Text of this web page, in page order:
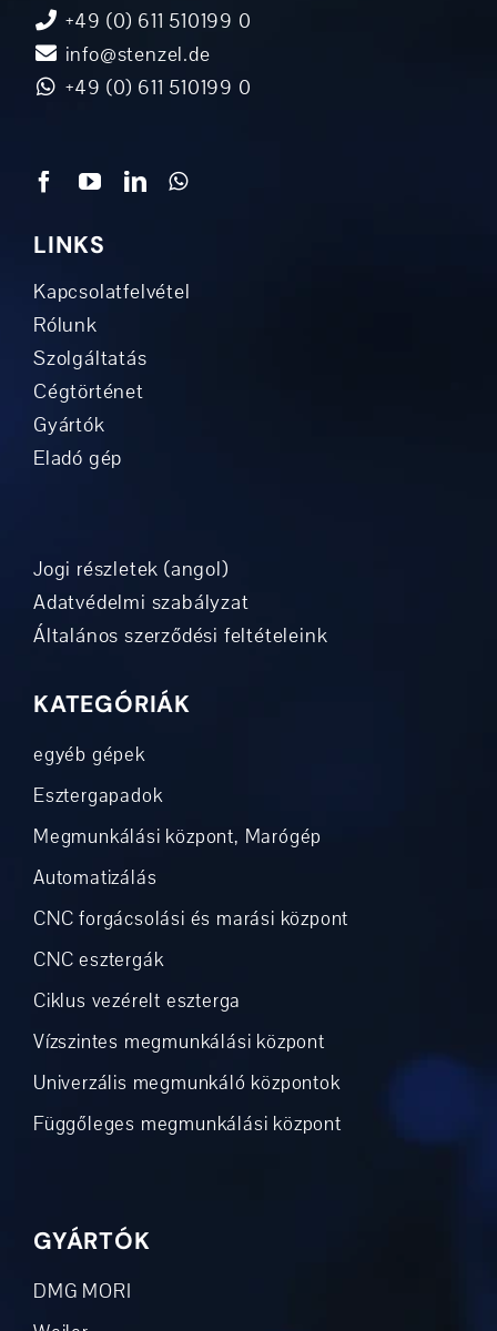
+49 (0) 611 510199 0
info@stenzel.de
+49 (0) 611 510199 0
LINKS
Kapcsolatfelvétel
Rólunk
Szolgáltatás
Cégtörténet
Gyártók
Eladó gép
Jogi részletek (angol)
Adatvédelmi szabályzat
Általános szerződési feltételeink
KATEGÓRIÁK
egyéb gépek
Esztergapadok
Megmunkálási központ, Marógép
Automatizálás
CNC forgácsolási és marási központ
CNC esztergák
Ciklus vezérelt eszterga
Vízszintes megmunkálási központ
Univerzális megmunkáló központok
Függőleges megmunkálási központ
GYÁRTÓK
DMG MORI